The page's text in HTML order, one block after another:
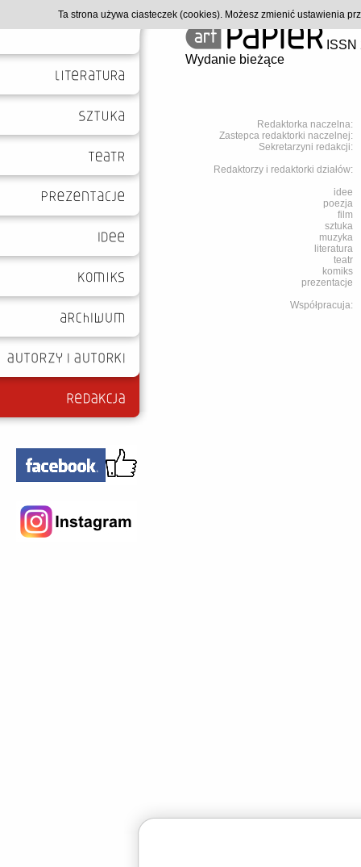
Wydanie bieżące
Redaktorka naczelna:
Zastepca redaktorki naczelnej:
Sekretarzyni redakcji:
Redaktorzy i redaktorki działów:
idee
poezja
film
sztuka
muzyka
literatura
teatr
komiks
prezentacje
Współpracuja:
Ta strona używa ciasteczek (cookies). Możesz zmienić ustawienia